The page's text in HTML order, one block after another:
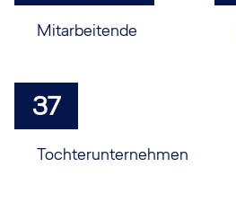
Mitarbeitende
37
Tochterunternehmen